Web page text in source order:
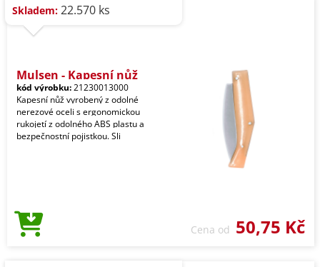
Skladem: 22.570 ks
Mulsen - Kapesní nůž
kód výrobku:21230013000
Kapesní nůž vyrobený z odolné
nerezové oceli s ergonomickou
rukojetí z odolného ABS plastu a
bezpečnostní pojistkou. Sli
Cena od 50,75 Kč